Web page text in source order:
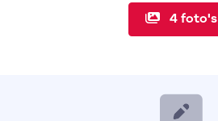
4 foto's